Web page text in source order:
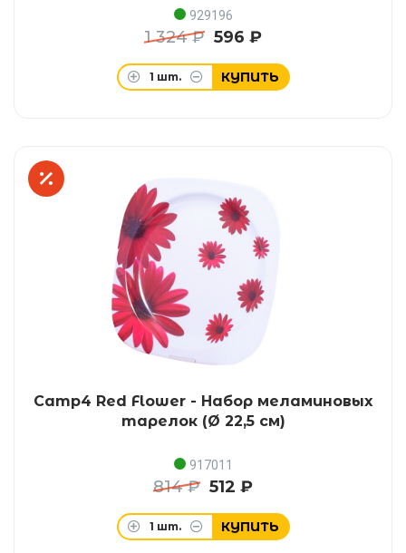
929196
1 324 ₽ 596 ₽
1 шт. КУПИТЬ
Camp4 Red Flower - Набор меламиновых
тарелок (Ø 22,5 см)
917011
814 ₽ 512 ₽
1 шт. КУПИТЬ